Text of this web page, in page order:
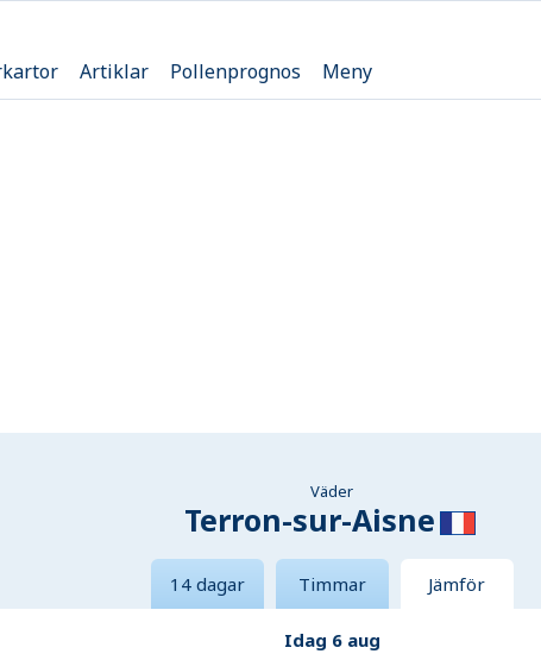
Artiklar Pollenprognos Meny
Väder
Terron-sur-Aisne
14 dagar Timmar Jämför
Idag 6 aug